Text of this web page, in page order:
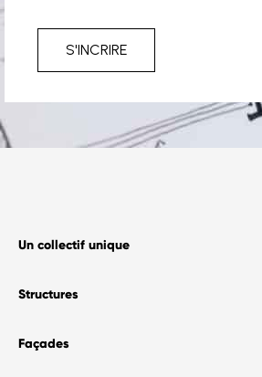
S'INCRIRE
Un collectif unique
Structures
Façades